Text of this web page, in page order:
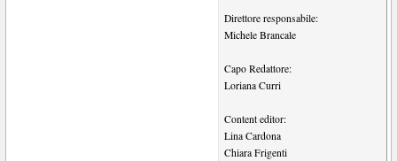
Direttore responsabile:
Michele Brancale
Capo Redattore:
Loriana Curri
Content editor:
Lina Cardona
Chiara Frigenti